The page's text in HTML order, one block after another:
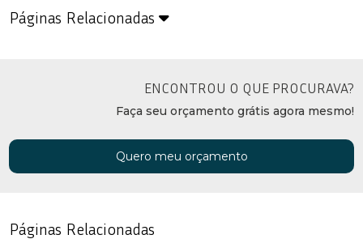
Páginas Relacionadas
ENCONTROU O QUE PROCURAVA?
Faça seu orçamento grátis agora mesmo!
Quero meu orçamento
Páginas Relacionadas